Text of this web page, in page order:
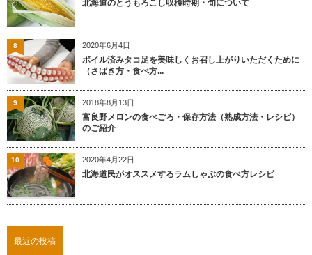
北海道のとうもろこし収穫時期・旬について
2020年6月4日
ボイル済みタコ足を美味しくお召し上がりいただくために
（さばき方・食べ方...
8
2018年8月13日
富良野メロンの食べごろ・保存方法（熟成方法・レシピ）
のご紹介
9
2020年4月22日
北海道民がオススメするラムしゃぶの食べ方レシピ
10
最近の投稿